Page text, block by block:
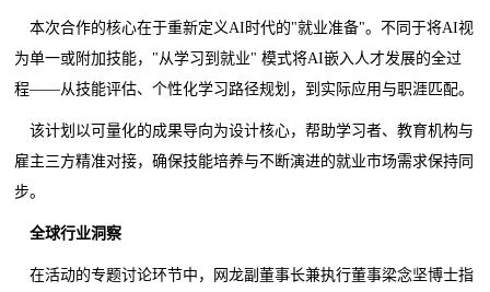
本次合作的核心在于重新定义AI时代的"就业准备"。不同于将AI视
为单一或附加技能，"从学习到就业" 模式将AI嵌入人才发展的全过
程——从技能评估、个性化学习路径规划，到实际应用与职涯匹配。
该计划以可量化的成果导向为设计核心，帮助学习者、教育机构与
雇主三方精准对接，确保技能培养与不断演进的就业市场需求保持同
步。
全球行业洞察
在活动的专题讨论环节中，网龙副董事长兼执行董事梁念坚博士指